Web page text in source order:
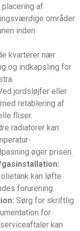
af
områder
inden
kvarterer nær
og indkapsling for
jordsløjfer eller
retablering af
fliser.
radiatorer kan
øger prisen.
kan løfte
forurening.
Sørg for skriftlig
for
kan